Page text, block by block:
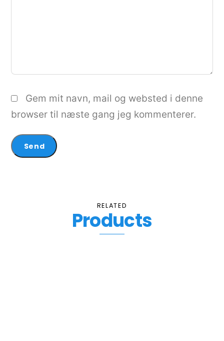
Gem mit navn, mail og websted i denne
browser til næste gang jeg kommenterer.
RELATED
Products